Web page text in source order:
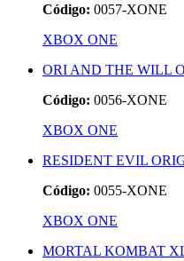
Código: 0057-XONE
XBOX ONE
ORI AND THE WILL
Código: 0056-XONE
XBOX ONE
RESIDENT EVIL
Código: 0055-XONE
XBOX ONE
MORTAL KOMBAT